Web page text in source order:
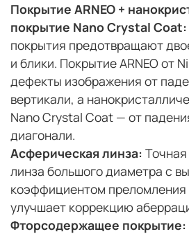
Покрытие ARNEO +
покрытие NanoCrystal Coat:
покрытия предотвращают
и блики. Покрытие ARNEO от
дефекты изображения от
вертикали, а
Nano Crystal Coat — от
диагонали.
Асферическая линза:
линза большого диаметра с
коэффициентом преломления
улучшает коррекцию
Фторсодержащее покрытие: